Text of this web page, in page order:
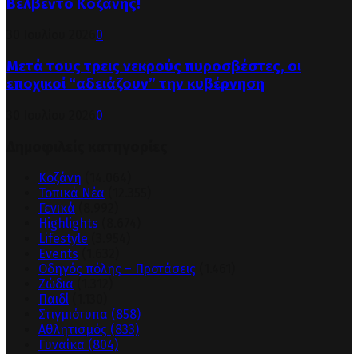
Βελβεντό Κοζάνης!
0
Μετά τους τρεις νεκρούς πυροσβέστες, οι
εποχικοί “αδειάζουν” την κυβέρνηση
0
Κοζάνη
Τοπικά Νέα
Γενικά
Highlights
Lifestyle
Events
Οδηγός πόλης – Προτάσεις
Ζώδια
Παιδί
Στιγμιότυπα (858)
Αθλητισμός (833)
Γυναίκα (804)